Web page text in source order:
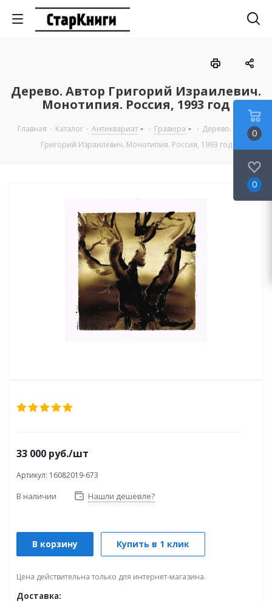
Дерево. Автор Григорий Израилевич.
Монотипия. Россия, 1993 год
Главная - Каталог - Антиквариат - Гравюра - Дерево. Автор
Григорий Израилевич. Монотипия. Россия, 1993 год
33 000 руб./шт
Артикул: 16082019-673
В наличии Нашли дешевле?
В корзину Купить в 1 клик
Цена действительна только для интернет-магазина.
Доставка:
0
0